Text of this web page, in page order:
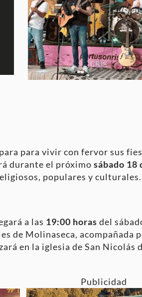
para vivir con fervor sus
durante el próximo sábado 18
populares y culturales.
a las 19:00 horas del
de Molinaseca,
en la iglesia de San Nicolás
Publicidad